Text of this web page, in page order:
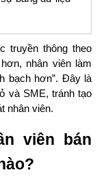
truyền thông theo
nhân viên làm
bạch hơn”. Đây là
và SME, tránh tạo
nhân viên.
viên bán